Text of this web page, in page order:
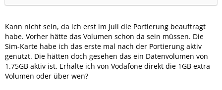
Kann nicht sein, da ich erst im Juli die Portierung beauftragt
habe. Vorher hätte das Volumen schon da sein müssen. Die
Sim-Karte habe ich das erste mal nach der Portierung aktiv
genutzt. Die hätten doch gesehen das ein Datenvolumen von
1.75GB aktiv ist. Erhalte ich von Vodafone direkt die 1GB extra
Volumen oder über wen?